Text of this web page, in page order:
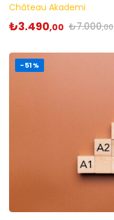
Château Akademi
₺3.490,00 ₺7.000,00
-51%